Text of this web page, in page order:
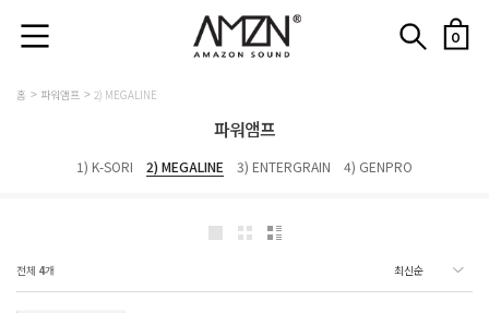
0
홈 파워앰프 2) MEGALINE
파워앰프
1) K-SORI 2) MEGALINE 3) ENTERGRAIN 4) GENPRO
전체 4개